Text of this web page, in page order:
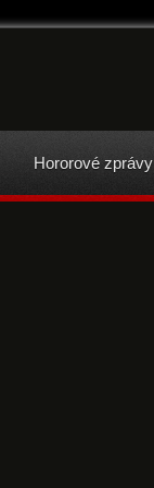
Hororové zprávy